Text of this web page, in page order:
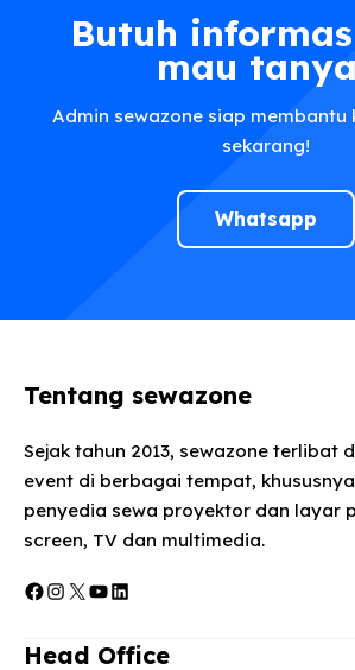
Butuh
mau
Admin sewazone siap membantu
sekarang!
Whatsapp
Tentang sewazone
Sejak tahun 2013, sewazone terlibat
event di berbagai tempat,
penyedia sewa proyektor dan layar
screen, TV dan multimedia.
Facebook
Instagram
X YouTube
LinkedIn
Head Office